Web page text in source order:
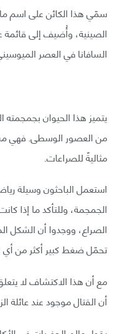
سمّي هذا الكائن على اسم
الصينية، وأُضيف إلى قائمة
السافانا في العصر الميوسيني منذ
يتميز هذا الحيوان
من العصور الوسطى. فهي
مثاليةً للصراعات.
استعمل الباحثون وسيلة
الجمجمة، وللتأكد ما إذا
الصراع، ووجدوا أن الشكل
تحمّل ضغط كبير أكثر من أي
مع أن هذا الاكتشاف لا
أن القتال موجود عند عائلة